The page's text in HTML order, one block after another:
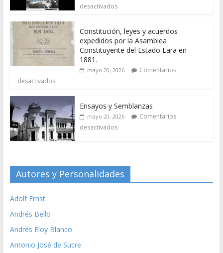
desactivados
Constitución, leyes y acuerdos
expedidos por la Asamblea
Constituyente del Estado Lara en
1881.
mayo 20, 2026
Comentarios
desactivados
Ensayos y Semblanzas
mayo 20, 2026
Comentarios
desactivados
Autores y Personalidades
Adolf Ernst
Andrés Bello
Andrés Eloy Blanco
Antonio José de Sucre